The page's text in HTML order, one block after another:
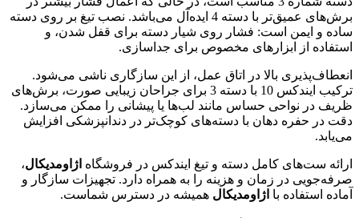
برش‌های عمیق‌تر با دسته 4 ایده‌آل می‌باشد. نصب تیغ بر روی دسته
ساده و ایمن است: فشار روی شیار دسته برای قفل شدن، و
استفاده از ابزارهای مخصوص برای جداسازی.
انعطاف‌پذیری بالا در اتاق عمل، از این سازگاری ناشی می‌شود.
ترکیب ایندکس 10 با دسته 3 برای جراحان زیبایی صورت، برش‌های
ظریف در نواحی حساس مانند لب‌ها یا پیشانی را ممکن می‌سازد.
دقت در حفره دهان با دسته‌های کوچک‌تر در دندانپزشکی افزایش
می‌یابد.
ارائه ست‌های کامل دسته و تیغ ایندکس در فروشگاه اژاومدیکال،
صرفه‌جویی در زمان و هزینه را به همراه دارد. تجهیزات سازگار و
آماده استفاده با اژاومدیکال همیشه در دسترس شماست.